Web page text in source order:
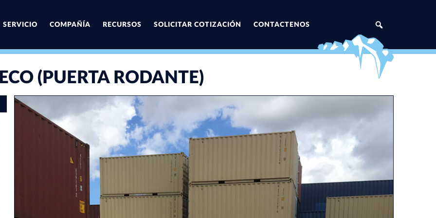
SERVICIO COMPAÑÍA RECURSOS SOLICITAR COTIZACIÓN CONTACTENOS
(PUERTA RODANTE)